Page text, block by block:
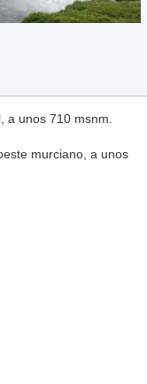
a unos 710 msnm.
murciano, a unos